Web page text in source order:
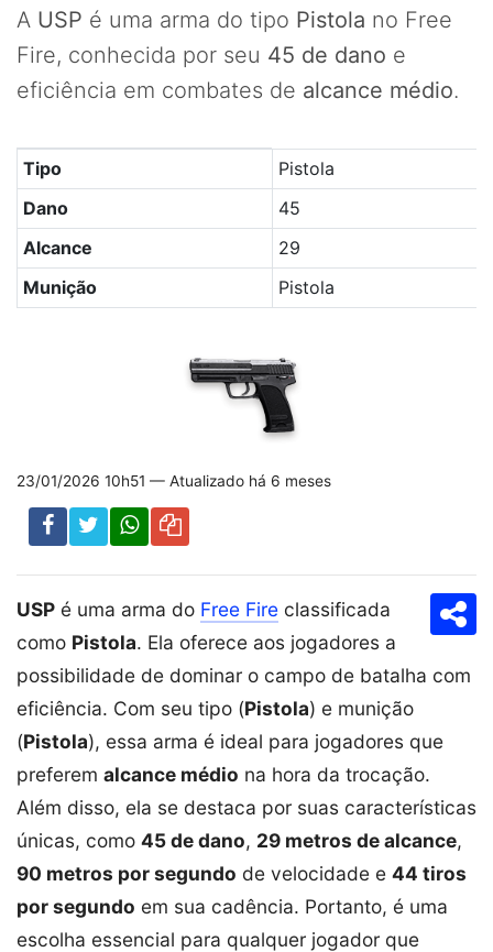
A USP é uma arma do tipo Pistola no Free
Fire, conhecida por seu 45 de dano e
eficiência em combates de alcance médio.
Tabela com os principais atributos da arma USP no Free
Tipo
Pistola
Dano
45
Alcance
29
Munição
Pistola
23/01/2026 10h51 — Atualizado há 6 meses
USP é uma arma do Free Fire classificada
como Pistola. Ela oferece aos jogadores a
possibilidade de dominar o campo de batalha com
eficiência. Com seu tipo (Pistola) e munição
(Pistola), essa arma é ideal para jogadores que
preferem alcance médio na hora da trocação.
Além disso, ela se destaca por suas características
únicas, como 45 de dano, 29 metros de alcance,
90 metros por segundo de velocidade e 44 tiros
por segundo em sua cadência. Portanto, é uma
escolha essencial para qualquer jogador que